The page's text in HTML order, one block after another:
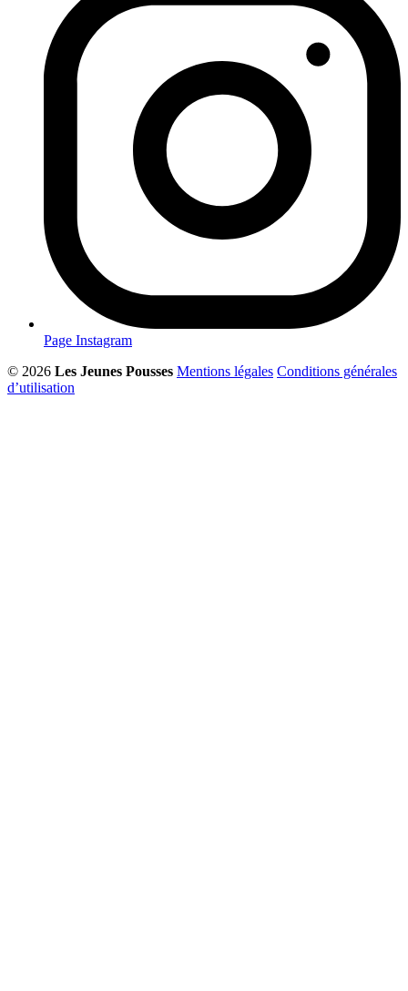
Page Instagram
© 2026 Les Jeunes Pousses Mentions légales Conditions générales
d’utilisation